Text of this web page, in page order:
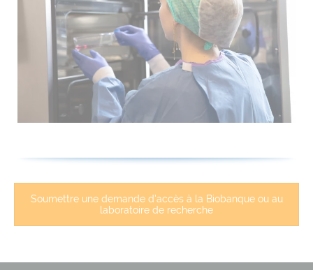
Soumettre une demande d'accès à la Biobanque ou au
laboratoire de recherche